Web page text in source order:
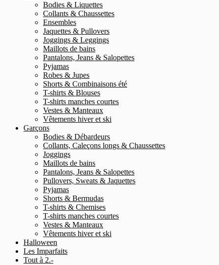
Bodies & Liquettes
Collants & Chaussettes
Ensembles
Jaquettes & Pullovers
Joggings & Leggings
Maillots de bains
Pantalons, Jeans & Salopettes
Pyjamas
Robes & Jupes
Shorts & Combinaisons été
T-shirts & Blouses
T-shirts manches courtes
Vestes & Manteaux
Vêtements hiver et ski
Garçons
Bodies & Débardeurs
Collants, Caleçons longs & Chaussettes
Joggings
Maillots de bains
Pantalons, Jeans & Salopettes
Pullovers, Sweats & Jaquettes
Pyjamas
Shorts & Bermudas
T-shirts & Chemises
T-shirts manches courtes
Vestes & Manteaux
Vêtements hiver et ski
Halloween
Les Imparfaits
Tout à 2.-